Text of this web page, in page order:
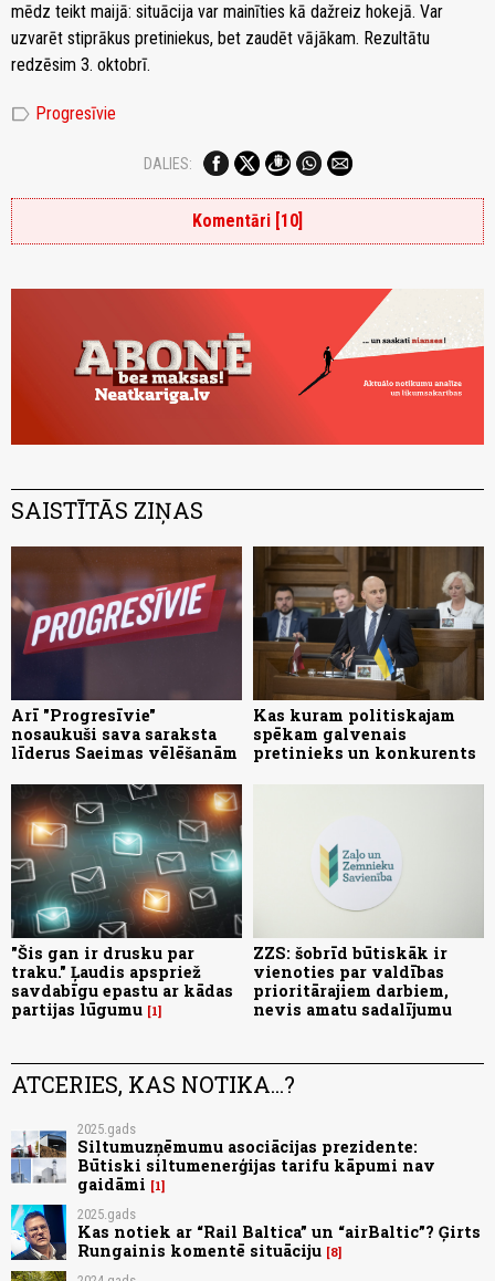
mēdz teikt maijā: situācija var mainīties kā dažreiz hokejā. Var
uzvarēt stiprākus pretiniekus, bet zaudēt vājākam. Rezultātu
redzēsim 3. oktobrī.
label Progresīvie
DALIES:
Komentāri [10]
SAISTĪTĀS ZIŅAS
Arī "Progresīvie"
nosaukuši sava saraksta
līderus Saeimas vēlēšanām
Kas kuram politiskajam
spēkam galvenais
pretinieks un konkurents
"Šis gan ir drusku par
traku." Ļaudis apspriež
savdabīgu epastu ar kādas
partijas lūgumu 1
ZZS: šobrīd būtiskāk ir
vienoties par valdības
prioritārajiem darbiem,
nevis amatu sadalījumu
ATCERIES, KAS NOTIKA...?
2025.gads
Siltumuzņēmumu asociācijas prezidente:
Būtiski siltumenerģijas tarifu kāpumi nav
gaidāmi
1
2025.gads
Kas notiek ar “Rail Baltica” un “airBaltic”? Ģirts
Rungainis komentē situāciju 8